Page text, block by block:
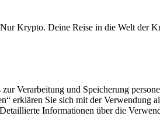
Krypto. Deine Reise in die Welt der
Verarbeitung und Speicherung
erklären Sie sich mit der
Informationen über die